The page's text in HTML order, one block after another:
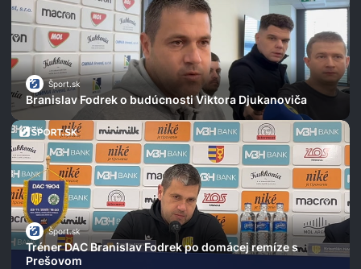
Šport.sk
Branislav Fodrek o budúcnosti Viktora Djukanoviča
Šport.sk
Tréner DAC Branislav Fodrek po domácej remíze s
Prešovom